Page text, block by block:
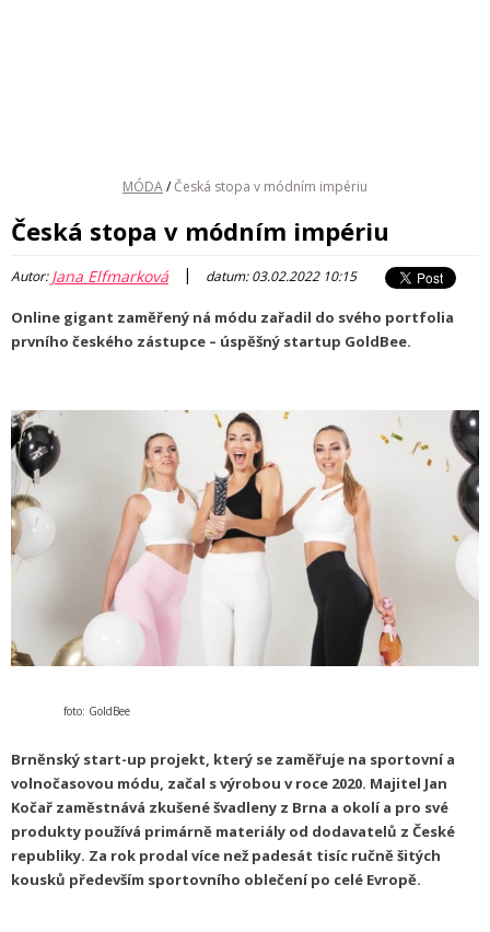
MÓDA/Česká stopa v módním impériu
Česká stopa v módním impériu
Autor:Jana Elfmarková | datum: 03.02.2022 10:15
Online gigant zaměřený ná módu zařadil do svého portfolia
prvního českého zástupce – úspěšný startup GoldBee.
foto: GoldBee
Brněnský start-up projekt, který se zaměřuje na sportovní a
volnočasovou módu, začal s výrobou v roce 2020. Majitel Jan
Kočař zaměstnává zkušené švadleny z Brna a okolí a pro své
produkty používá primárně materiály od dodavatelů z České
republiky. Za rok prodal více než padesát tisíc ručně šitých
kousků především sportovního oblečení po celé Evropě.